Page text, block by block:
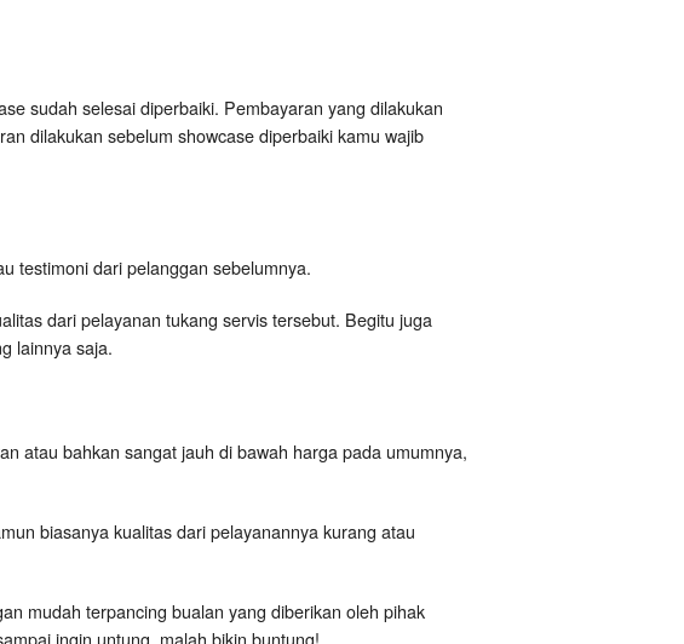
sudah selesai diperbaiki. Pembayaran yang dilakukan
dilakukan sebelum showcase diperbaiki kamu wajib
testimoni dari pelanggan sebelumnya.
dari pelayanan tukang servis tersebut. Begitu juga
lainnya saja.
atau bahkan sangat jauh di bawah harga pada umumnya,
biasanya kualitas dari pelayanannya kurang atau
mudah terpancing bualan yang diberikan oleh pihak
ingin untung, malah bikin buntung!